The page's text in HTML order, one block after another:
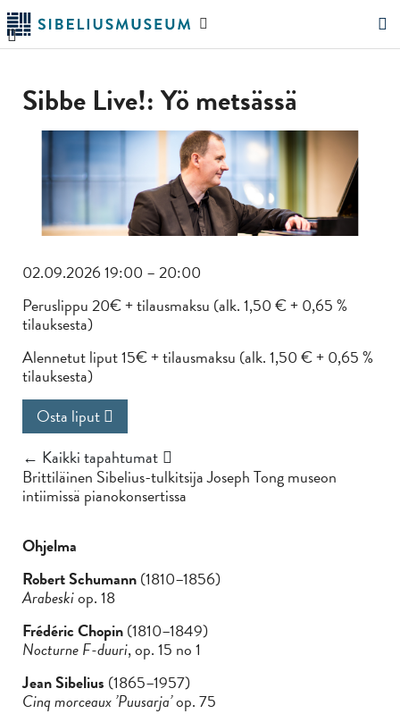
Siirry
pääsisältöön
Hae
Sibbe Live!: Yö metsässä
02.09.2026 19:00 – 20:00
Peruslippu 20€ + tilausmaksu (alk. 1,50 € + 0,65 %
tilauksesta)
Alennetut liput 15€ + tilausmaksu (alk. 1,50 € + 0,65 %
tilauksesta)
Osta liput
← Kaikki tapahtumat
Brittiläinen Sibelius-tulkitsija Joseph Tong museon
intiimissä pianokonsertissa
Ohjelma
Robert Schumann(1810–1856)
Arabeskiop. 18
Frédéric Chopin(1810–1849)
Nocturne F-duuri, op. 15 no 1
Jean Sibelius (1865–1957)
Cinq morceaux ’Puusarja’op. 75